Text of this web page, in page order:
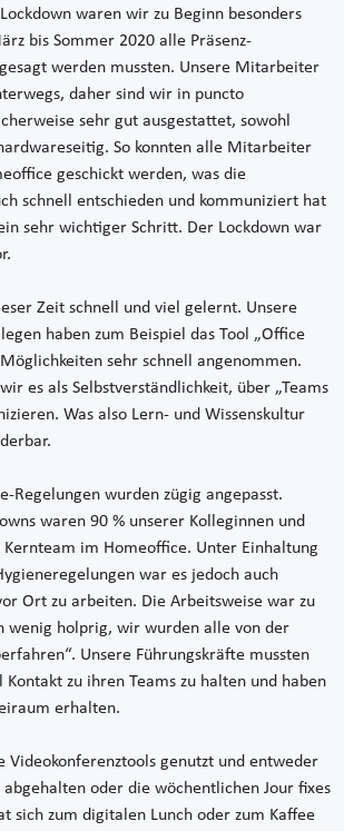
waren wir zu Beginn besonders
bis Sommer 2020 alle Präsenz-
werden mussten. Unsere Mitarbeiter
daher sind wir in puncto
sehr gut ausgestattet, sowohl
So konnten alle Mitarbeiter
geschickt werden, was die
schnell entschieden und kommuniziert hat
sehr wichtiger Schritt. Der Lockdown war
Zeit schnell und viel gelernt. Unsere
haben zum Beispiel das Tool „Office
sehr schnell angenommen.
es als Selbstverständlichkeit, über „Teams
Was also Lern- und Wissenskultur
Regelungen wurden zügig angepasst.
waren 90 % unserer Kolleginnen und
Kernteam im Homeoffice. Unter Einhaltung
war es jedoch auch
Ort zu arbeiten. Die Arbeitsweise war zu
wenig holprig, wir wurden alle von der
Unsere Führungskräfte mussten
zu ihren Teams zu halten und haben
erhalten.
Videokonferenztools genutzt und entweder
oder die wöchentlichen Jour fixes
sich zum digitalen Lunch oder zum Kaffee